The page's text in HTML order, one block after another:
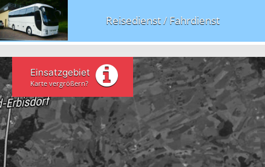
Reisedienst / Fahrdienst
Einsatzgebiet
Karte vergrößern?